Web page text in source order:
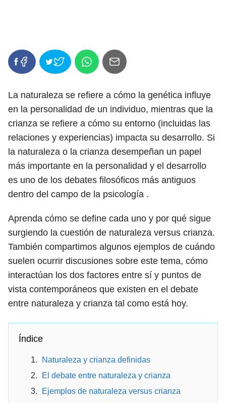
La naturaleza se refiere a cómo la genética influye
en la personalidad de un individuo, mientras que la
crianza se refiere a cómo su entorno (incluidas las
relaciones y experiencias) impacta su desarrollo. Si
la naturaleza o la crianza desempeñan un papel
más importante en la personalidad y el desarrollo
es uno de los debates filosóficos más antiguos
dentro del campo de la psicología .
Aprenda cómo se define cada uno y por qué sigue
surgiendo la cuestión de naturaleza versus crianza.
También compartimos algunos ejemplos de cuándo
suelen ocurrir discusiones sobre este tema, cómo
interactúan los dos factores entre sí y puntos de
vista contemporáneos que existen en el debate
entre naturaleza y crianza tal como está hoy.
Índice
Naturaleza y crianza definidas
El debate entre naturaleza y crianza
Ejemplos de naturaleza versus crianza